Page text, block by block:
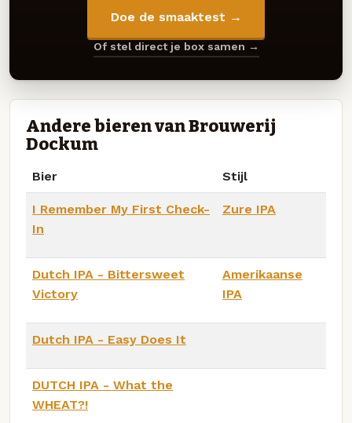
Doe de smaaktest →
Of stel direct je box samen →
Andere bieren van Brouwerij
Dockum
Bier Stijl
I Remember My First Check-
In
Zure IPA
Dutch IPA - Bittersweet
Victory
Amerikaanse
IPA
Dutch IPA - Easy Does It
DUTCH IPA - What the
WHEAT?!